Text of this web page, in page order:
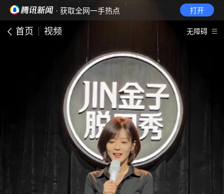
· 获取全网一手热点 打开
首页 视频 无障碍